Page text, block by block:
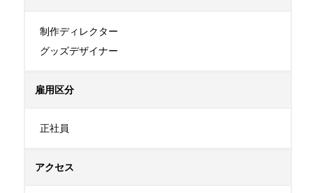
制作ディレクター
グッズデザイナー
雇用区分
正社員
アクセス